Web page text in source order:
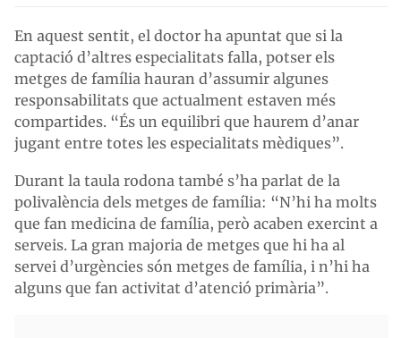
En aquest sentit, el doctor ha apuntat que si la
captació d’altres especialitats falla, potser els
metges de família hauran d’assumir algunes
responsabilitats que actualment estaven més
compartides. “És un equilibri que haurem d’anar
jugant entre totes les especialitats mèdiques”.
Durant la taula rodona també s’ha parlat de la
polivalència dels metges de família: “N’hi ha molts
que fan medicina de família, però acaben exercint a
serveis. La gran majoria de metges que hi ha al
servei d’urgències són metges de família, i n’hi ha
alguns que fan activitat d’atenció primària”.